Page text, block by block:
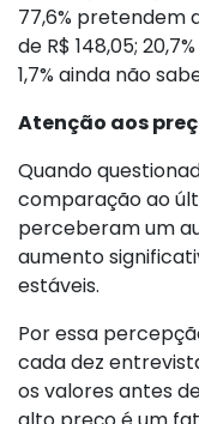
77,6% pretendem
de R$ 148,05;
1,7% ainda não
Atenção aos
Quando
comparação ao
perceberam um
aumento
estáveis.
Por essa
cada dez
os valores antes